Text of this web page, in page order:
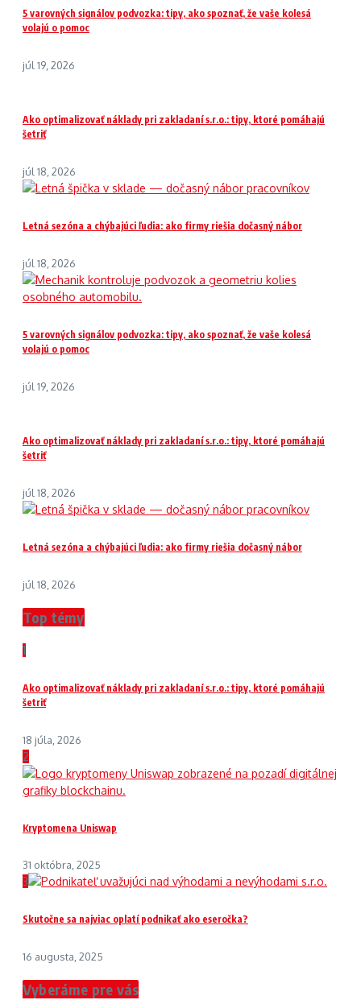
5 varovných signálov podvozka: tipy, ako spoznať, že vaše kolesá
volajú o pomoc
júl 19, 2026
Ako optimalizovať náklady pri zakladaní s.r.o.: tipy, ktoré pomáhajú
šetriť
júl 18, 2026
Letná sezóna a chýbajúci ľudia: ako firmy riešia dočasný nábor
júl 18, 2026
5 varovných signálov podvozka: tipy, ako spoznať, že vaše kolesá
volajú o pomoc
júl 19, 2026
Ako optimalizovať náklady pri zakladaní s.r.o.: tipy, ktoré pomáhajú
šetriť
júl 18, 2026
Letná sezóna a chýbajúci ľudia: ako firmy riešia dočasný nábor
júl 18, 2026
Top témy
1
Ako optimalizovať náklady pri zakladaní s.r.o.: tipy, ktoré pomáhajú
šetriť
18 júla, 2026
2
Kryptomena Uniswap
31 októbra, 2025
3
Skutočne sa najviac oplatí podnikať ako eseročka?
16 augusta, 2025
Vyberáme pre vás